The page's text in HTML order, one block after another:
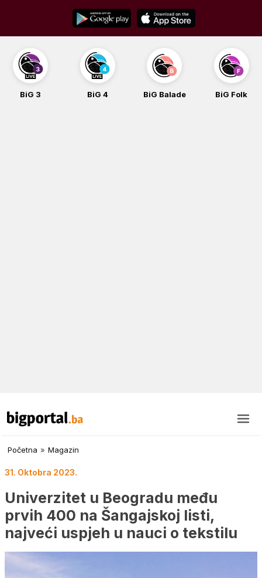
content
BiG 3 BiG 4 BiG Balade BiG Folk
Početna » Magazin
31. Oktobra 2023.
Univerzitet u Beogradu među
prvih 400 na Šangajskoj listi,
najveći uspjeh u nauci o tekstilu